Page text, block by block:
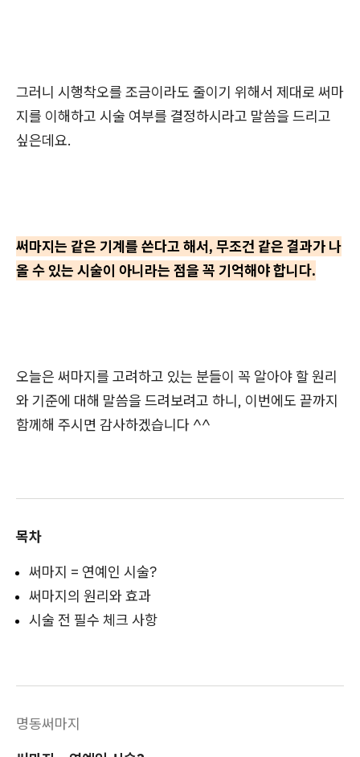
그러니 시행착오를 조금이라도 줄이기 위해서 제대로 써마
지를 이해하고 시술 여부를 결정하시라고 말씀을 드리고
싶은데요.
써마지는 같은 기계를 쓴다고 해서, 무조건 같은 결과가 나
올 수 있는 시술이 아니라는 점을 꼭 기억해야 합니다.
오늘은 써마지를 고려하고 있는 분들이 꼭 알아야 할 원리
와 기준에 대해 말씀을 드려보려고 하니, 이번에도 끝까지
함께해 주시면 감사하겠습니다 ^^
목차
써마지 = 연예인 시술?
써마지의 원리와 효과
시술 전 필수 체크 사항
명동써마지